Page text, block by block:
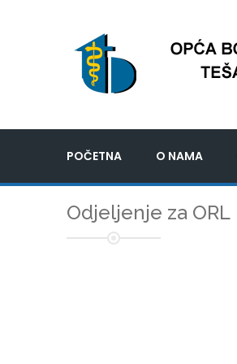
POČETNA O NAMA
Odjeljenje za ORL